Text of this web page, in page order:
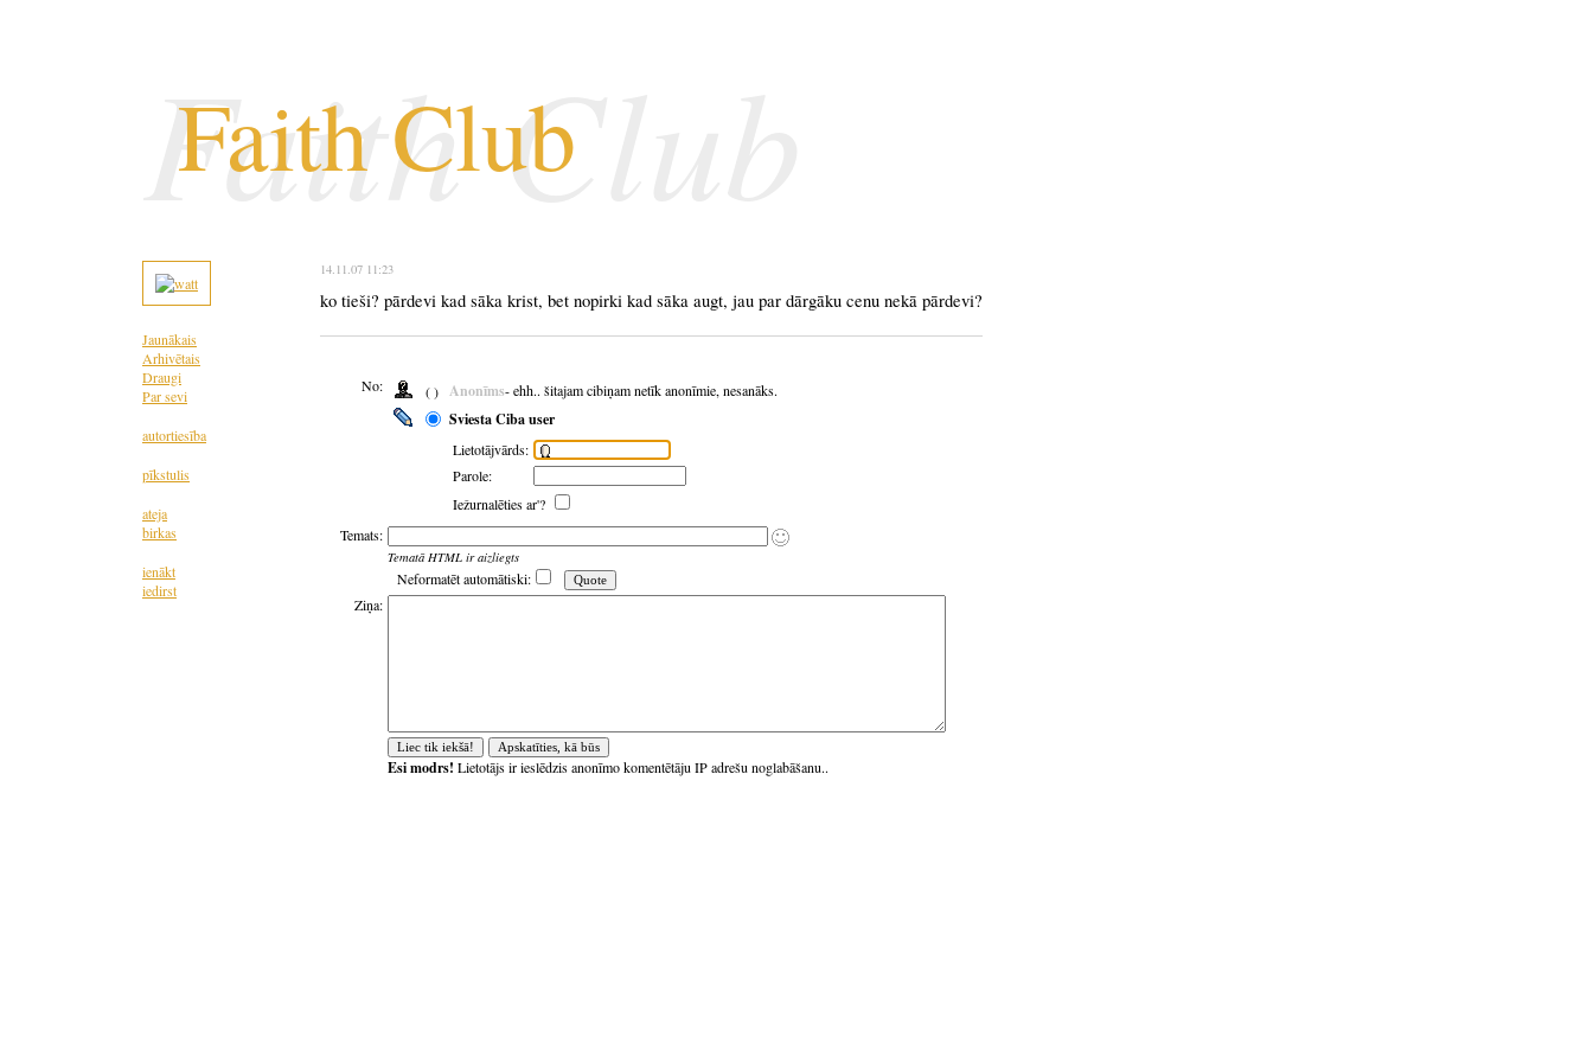
Faith Club
Faith Club
Jaunākais
Arhivētais
Draugi
Par sevi
autortiesība
pīkstulis
ateja
birkas
ienākt
iedirst
14.11.07 11:23
ko tieši? pārdevi kad sāka krist, bet nopirki kad sāka augt, jau par dārgāku cenu nekā pārdevi?
No: ( ) Anonīms- ehh.. šitajam cibiņam netīk anonīmie, nesanāks.
Sviesta Ciba user
Lietotājvārds:
Parole:
Iežurnalēties ar'?
Temats:
Tematā HTML ir aizliegts
Neformatēt automātiski:
Ziņa:
Esi modrs! Lietotājs ir ieslēdzis anonīmo komentētāju IP adrešu noglabāšanu..